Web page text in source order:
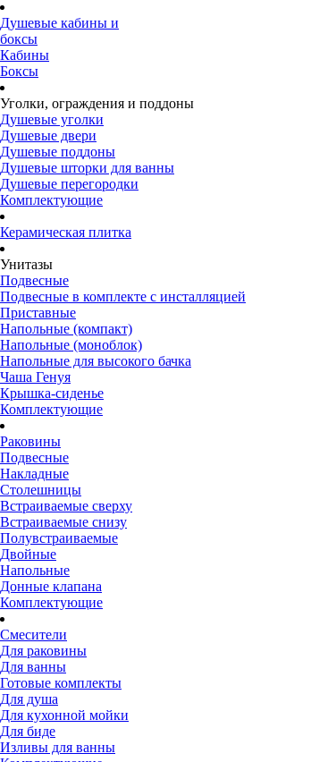
Душевые кабины и
боксы
Кабины
Боксы
Уголки, ограждения и поддоны
Душевые уголки
Душевые двери
Душевые поддоны
Душевые шторки для ванны
Душевые перегородки
Комплектующие
Керамическая плитка
Унитазы
Подвесные
Подвесные в комплекте с инсталляцией
Приставные
Напольные (компакт)
Напольные (моноблок)
Напольные для высокого бачка
Чаша Генуя
Крышка-сиденье
Комплектующие
Раковины
Подвесные
Накладные
Столешницы
Встраиваемые сверху
Встраиваемые снизу
Полувстраиваемые
Двойные
Напольные
Донные клапана
Комплектующие
Смесители
Для раковины
Для ванны
Готовые комплекты
Для душа
Для кухонной мойки
Для биде
Изливы для ванны